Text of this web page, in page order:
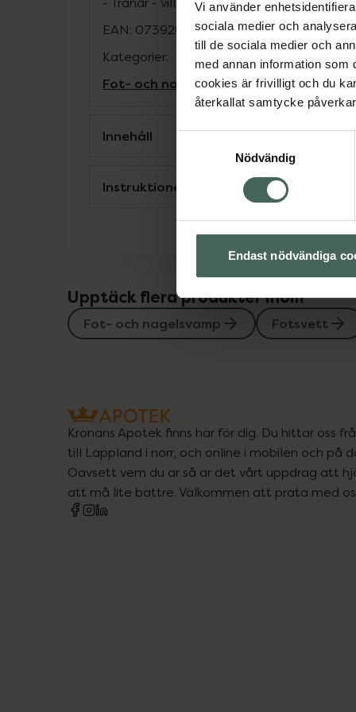
Vi använder
sociala medier och
till de sociala medier och
med annan information som
cookies är frivilligt och du
återkallat samtycke
Nödvändig
Endast nödvändiga
EAN: 07392059101740
Kategorier:
Fot- och nagelsvamp Fotsvett Fotvård
Innehåll
Instruktioner
Upptäck flera produkter inom
Fot- och nagelsvamp Fotsvett
Kronans Apotek finns här för dig. Du hittar oss
till Lappland i norr, och online i mobilen och på
Oavsett vem du är så är det vårt uppdrag att
att må lite bättre. Välkommen att prata med